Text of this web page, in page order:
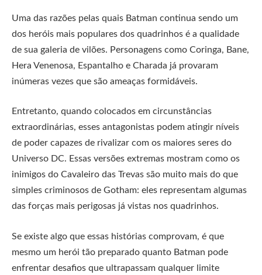
Uma das razões pelas quais Batman continua sendo um
dos heróis mais populares dos quadrinhos é a qualidade
de sua galeria de vilões. Personagens como Coringa, Bane,
Hera Venenosa, Espantalho e Charada já provaram
inúmeras vezes que são ameaças formidáveis.
Entretanto, quando colocados em circunstâncias
extraordinárias, esses antagonistas podem atingir níveis
de poder capazes de rivalizar com os maiores seres do
Universo DC. Essas versões extremas mostram como os
inimigos do Cavaleiro das Trevas são muito mais do que
simples criminosos de Gotham: eles representam algumas
das forças mais perigosas já vistas nos quadrinhos.
Se existe algo que essas histórias comprovam, é que
mesmo um herói tão preparado quanto Batman pode
enfrentar desafios que ultrapassam qualquer limite